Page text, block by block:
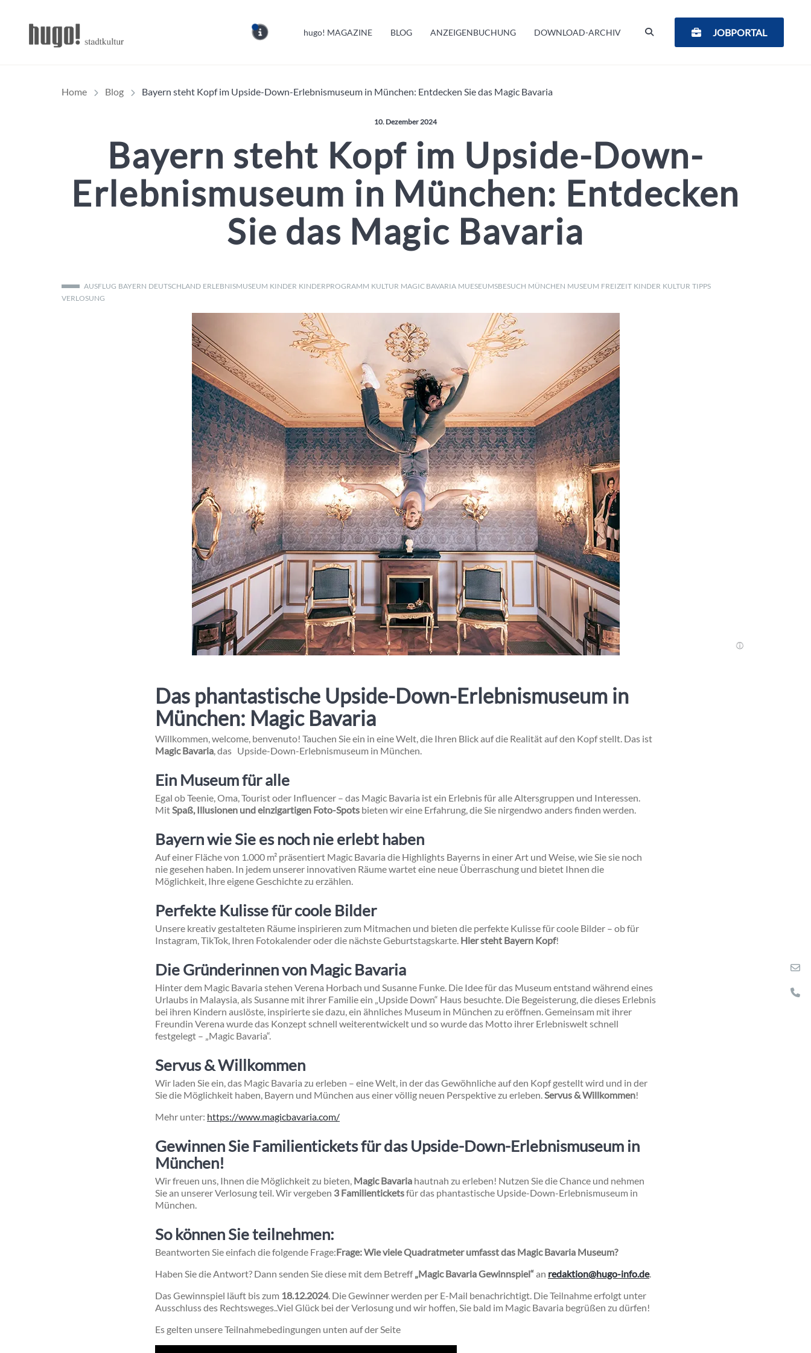
hugo! MAGAZINE BLOG ANZEIGENBUCHUNG DOWNLOAD-ARCHIV JOBPORTAL
Home Blog Bayern steht Kopf im Upside-Down-Erlebnismuseum in München: Entdecken Sie das Magic Bavaria
Veröffentlicht am:
10. Dezember 2024
Bayern steht Kopf im Upside-Down-
Erlebnismuseum in München: Entdecken
Sie das Magic Bavaria
AUSFLUG BAYERN DEUTSCHLAND ERLEBNISMUSEUM KINDER KINDERPROGRAMM KULTUR MAGIC BAVARIA MUESEUMSBESUCH MÜNCHEN MUSEUM FREIZEIT KINDER KULTUR TIPPS
VERLOSUNG
Das phantastische Upside-Down-Erlebnismuseum in
München: Magic Bavaria
Willkommen, welcome, benvenuto! Tauchen Sie ein in eine Welt, die Ihren Blick auf die Realität auf den Kopf stellt. Das ist
Magic Bavaria, das Upside-Down-Erlebnismuseum in München.
Ein Museum für alle
Egal ob Teenie, Oma, Tourist oder Influencer – das Magic Bavaria ist ein Erlebnis für alle Altersgruppen und Interessen.
MitSpaß, Illusionen und einzigartigen Foto-Spots bieten wir eine Erfahrung, die Sie nirgendwo anders finden werden.
Bayern wie Sie es noch nie erlebt haben
Auf einer Fläche von 1.000 m² präsentiert Magic Bavaria die Highlights Bayerns in einer Art und Weise, wie Sie sie noch
nie gesehen haben. In jedem unserer innovativen Räume wartet eine neue Überraschung und bietet Ihnen die
Möglichkeit, Ihre eigene Geschichte zu erzählen.
Perfekte Kulisse für coole Bilder
Unsere kreativ gestalteten Räume inspirieren zum Mitmachen und bieten die perfekte Kulisse für coole Bilder – ob für
Instagram, TikTok, Ihren Fotokalender oder die nächste Geburtstagskarte. Hier steht Bayern Kopf!
Die Gründerinnen von Magic Bavaria
Hinter dem Magic Bavaria stehen Verena Horbach und Susanne Funke. Die Idee für das Museum entstand während eines
Urlaubs in Malaysia, als Susanne mit ihrer Familie ein „Upside Down“ Haus besuchte. Die Begeisterung, die dieses Erlebnis
bei ihren Kindern auslöste, inspirierte sie dazu, ein ähnliches Museum in München zu eröffnen. Gemeinsam mit ihrer
Freundin Verena wurde das Konzept schnell weiterentwickelt und so wurde das Motto ihrer Erlebniswelt schnell
festgelegt – „Magic Bavaria“.
Servus & Willkommen
Wir laden Sie ein, das Magic Bavaria zu erleben – eine Welt, in der das Gewöhnliche auf den Kopf gestellt wird und in der
Sie die Möglichkeit haben, Bayern und München aus einer völlig neuen Perspektive zu erleben.Servus & Willkommen!
Mehr unter: https://www.magicbavaria.com/
Gewinnen Sie Familientickets für das Upside-Down-Erlebnismuseum in
München!
Wir freuen uns, Ihnen die Möglichkeit zu bieten, Magic Bavaria hautnah zu erleben! Nutzen Sie die Chance und nehmen
Sie an unserer Verlosung teil. Wir vergeben 3 Familienticketsfür das phantastische Upside-Down-Erlebnismuseum in
München.
So können Sie teilnehmen:
Beantworten Sie einfach die folgende Frage:Frage: Wie viele Quadratmeter umfasst das Magic Bavaria Museum?
Haben Sie die Antwort? Dann senden Sie diese mit dem Betreff„Magic Bavaria Gewinnspiel“an redaktion@hugo-info.de.
Das Gewinnspiel läuft bis zum 18.12.2024. Die Gewinner werden per E-Mail benachrichtigt. Die Teilnahme erfolgt unter
Ausschluss des Rechtsweges..Viel Glück bei der Verlosung und wir hoffen, Sie bald im Magic Bavaria begrüßen zu dürfen!
Es gelten unsere Teilnahmebedingungen unten auf der Seite